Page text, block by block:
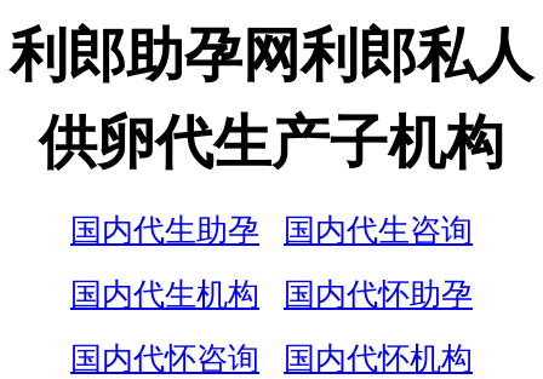
利郎助孕网利郎私人
供卵代生产子机构
国内代生助孕
国内代生咨询
国内代生机构
国内代怀助孕
国内代怀咨询
国内代怀机构